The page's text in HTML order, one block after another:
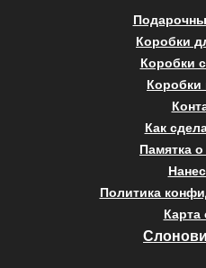
Коробки
Коробки
Коробки
Как
Памятка о
Политика
Карта